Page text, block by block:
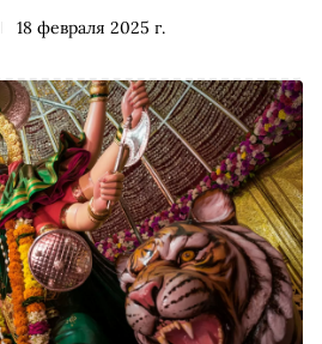
18 февраля 2025 г.